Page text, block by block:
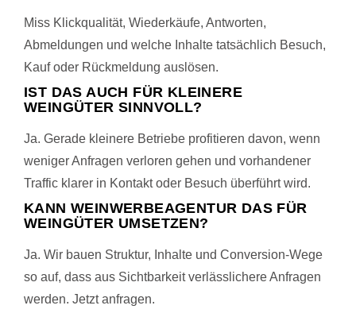
Miss Klickqualität, Wiederkäufe, Antworten,
Abmeldungen und welche Inhalte tatsächlich Besuch,
Kauf oder Rückmeldung auslösen.
IST DAS AUCH FÜR KLEINERE
WEINGÜTER SINNVOLL?
Ja. Gerade kleinere Betriebe profitieren davon, wenn
weniger Anfragen verloren gehen und vorhandener
Traffic klarer in Kontakt oder Besuch überführt wird.
KANN WEINWERBEAGENTUR DAS FÜR
WEINGÜTER UMSETZEN?
Ja. Wir bauen Struktur, Inhalte und Conversion-Wege
so auf, dass aus Sichtbarkeit verlässlichere Anfragen
werden. Jetzt anfragen.